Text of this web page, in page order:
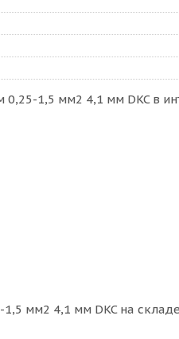
1,5 мм2 4,1 мм DKC в
мм2 4,1 мм DKC на